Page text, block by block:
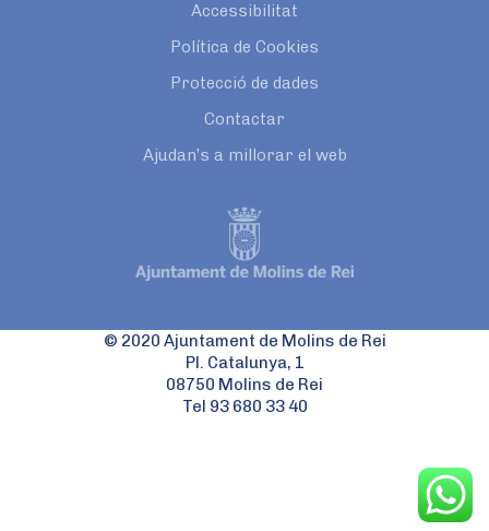
Accessibilitat
Política de Cookies
Protecció de dades
Contactar
Ajudan’s a millorar el web
© 2020 Ajuntament de Molins de Rei
Pl. Catalunya, 1
08750 Molins de Rei
Tel 93 680 33 40